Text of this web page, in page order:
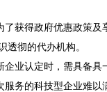
了获得政府优惠政策
透彻的代办机构。
企业认定时，需具备
服务的科技型企业难以